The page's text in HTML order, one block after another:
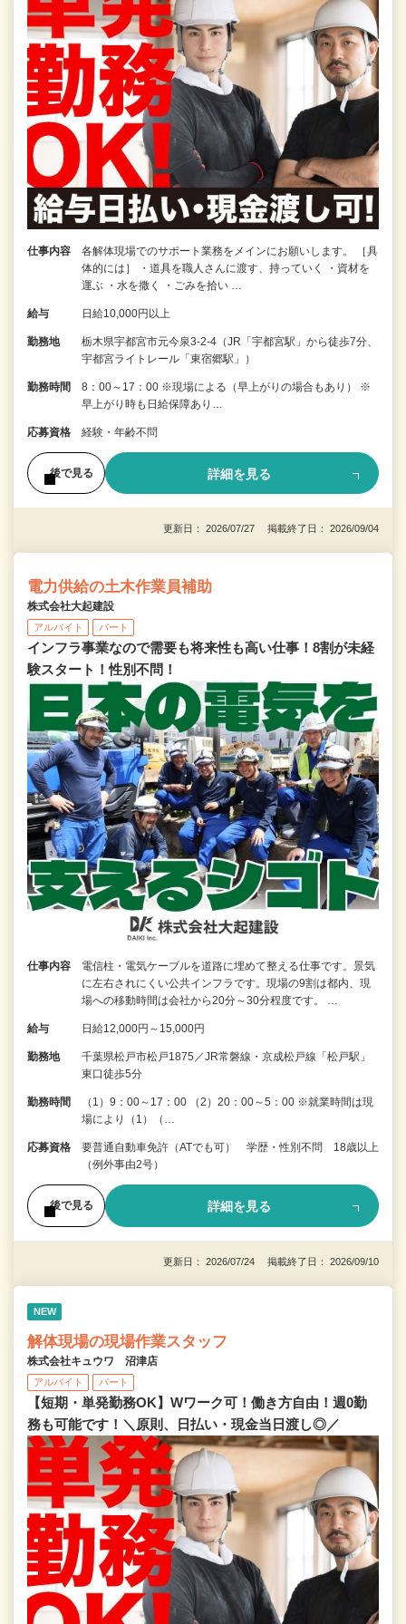
仕事内容
各解体現場でのサポート業務をメインにお願いします。 ［具
体的には］ ・道具を職人さんに渡す、持っていく ・資材を
運ぶ ・水を撒く ・ごみを拾い …
給与 日給10,000円以上
勤務地
栃木県宇都宮市元今泉3-2-4（JR「宇都宮駅」から徒歩7分、
宇都宮ライトレール「東宿郷駅」）
勤務時間
8：00～17：00 ※現場による（早上がりの場合もあり） ※
早上がり時も日給保障あり…
応募資格 経験・年齢不問
後で見る 詳細を見る
更新日： 2026/07/27 掲載終了日： 2026/09/04
電力供給の土木作業員補助
株式会社大起建設
アルバイト パート
インフラ事業なので需要も将来性も高い仕事！8割が未経
験スタート！性別不問！
仕事内容
電信柱・電気ケーブルを道路に埋めて整える仕事です。景気
に左右されにくい公共インフラです。現場の9割は都内、現
場への移動時間は会社から20分～30分程度です。 …
給与 日給12,000円～15,000円
勤務地
千葉県松戸市松戸1875／JR常磐線・京成松戸線「松戸駅」
東口徒歩5分
勤務時間
（1）9：00～17：00 （2）20：00～5：00 ※就業時間は現
場により（1）（…
応募資格
要普通自動車免許（ATでも可） 学歴・性別不問 18歳以上
（例外事由2号）
後で見る 詳細を見る
更新日： 2026/07/24 掲載終了日： 2026/09/10
NEW
解体現場の現場作業スタッフ
株式会社キュウワ 沼津店
アルバイト パート
【短期・単発勤務OK】Wワーク可！働き方自由！週0勤
務も可能です！＼原則、日払い・現金当日渡し◎／